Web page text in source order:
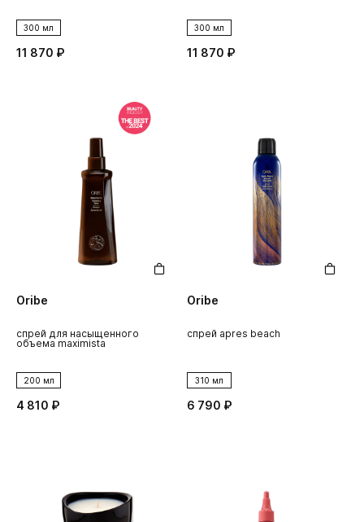
300 мл
11 870 ₽
300 мл
11 870 ₽
Oribe
спрей для насыщенного
объема maximista
200 мл
4 810 ₽
Oribe
спрей apres beach
310 мл
6 790 ₽